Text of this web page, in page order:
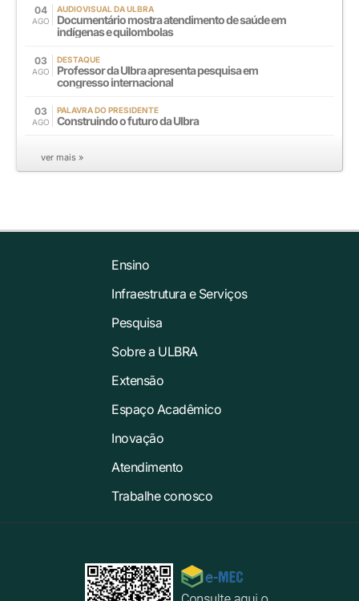
04
AGO
AUDIOVISUAL DA ULBRA
Documentário mostra atendimento de saúde em
indígenas e quilombolas
03
AGO
DESTAQUE
Professor da Ulbra apresenta pesquisa em
congresso internacional
03
AGO
PALAVRA DO PRESIDENTE
Construindo o futuro da Ulbra
ver mais »
Ensino
Infraestrutura e Serviços
Pesquisa
Sobre a ULBRA
Extensão
Espaço Acadêmico
Inovação
Atendimento
Trabalhe conosco